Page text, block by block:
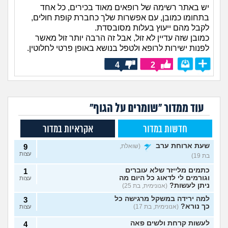
יש באתר רשימה של רופאים מאוד בכירים, כל אחד
בתחומו כמובן, עם אפשרות שלך כחברת קופת חולים,
לקבל מהם ייעוץ בעלות מסובסדת.
כמובן שזה עדיין לא זול, אבל זה הרבה יותר זול מאשר
לפנות ישירות לרופא ולטפל בנושא באופן פרטי לחלוטין.
2
4
עוד ממדור "שומרים על הגוף"
חדשות במדור אקראיות במדור
שעת ארוחת ערב
(שואלת,
בת 19)
9
עצות
כתמים מלייזר שלא עוברים
וגורמים לי לדאוג כל היום מה
ניתן לעשות? (אנונימית, בת 25)
1
עצות
למה ירידה במשקל מרגישה כל
כך נורא? (אנונימית, בת 17)
3
עצות
לעשות קרחת ולשים פאה 4